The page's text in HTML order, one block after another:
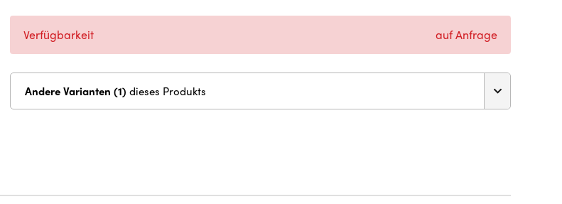
Verfügbarkeit auf Anfrage
Andere Varianten (1) dieses Produkts